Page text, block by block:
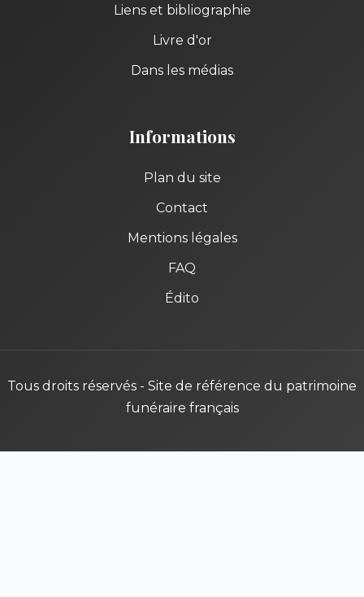
Liens et bibliographie
Livre d'or
Dans les médias
Informations
Plan du site
Contact
Mentions légales
FAQ
Édito
Tous droits réservés - Site de référence du patrimoine
funéraire français